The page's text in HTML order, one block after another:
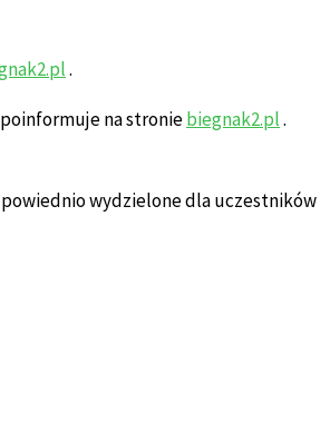
.
poinformuje na stroniebiegnak2.pl.
wydzielone dla uczestników